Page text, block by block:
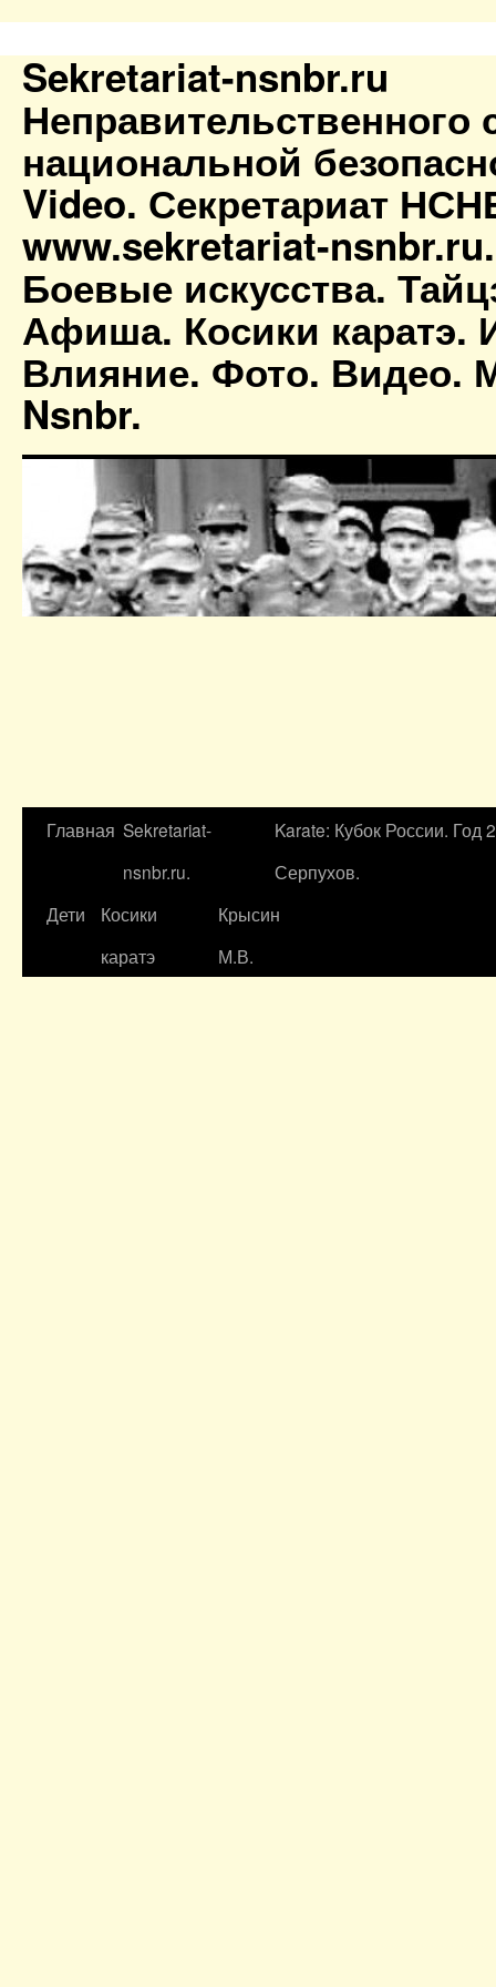
Sekretariat-nsnbr.ru
Неправительственного
национальной
Video. Секретариат
www.sekretariat-
Боевые искусства.
Афиша. Косики каратэ.
Влияние. Фото. Видео.
Nsnbr.
Главная Sekretariat-
nsnbr.ru.
Karate: Кубок России. Год
Серпухов.
Дети
Косики
каратэ
Крысин
М.В.